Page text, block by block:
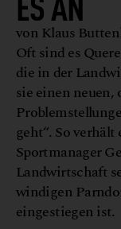
von Klaus
Oft sind es
die in der
sie einen neuen,
geht“. So
Sportmanager
Landwirtschaft
windigen
eingestiegen ist.